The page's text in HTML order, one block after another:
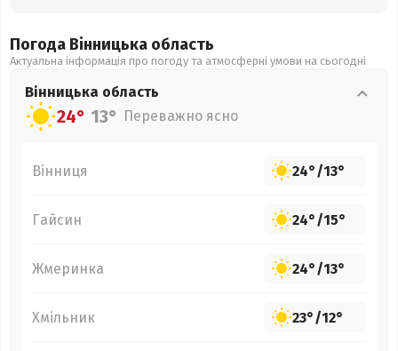
Погода Вінницька область
Актуальна інформація про погоду та атмосферні умови на сьогодні
Вінницька область
24° 13° Переважно ясно
Вінниця 24°/13°
Гайсин 24°/15°
Жмеринка 24°/13°
Хмільник 23°/12°